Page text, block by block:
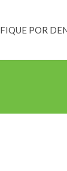
FIQUE POR